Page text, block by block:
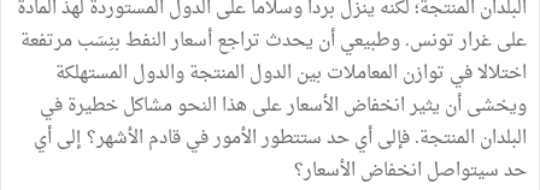
البلدان المنتجة؛ لكنه ينزل بردا وسلاما على الدول المستوردة لهذ المادة
على غرار تونس. وطبيعي أن يحدث تراجع أسعار النفط بنِسَب مرتفعة
اختلالا في توازن المعاملات بين الدول المنتجة والدول المستهلكة
ويخشى أن يثير انخفاض الأسعار على هذا النحو مشاكل خطيرة في
البلدان المنتجة. فإلى أي حد ستتطور الأمور في قادم الأشهر؟ إلى أي
حد سيتواصل انخفاض الأسعار؟